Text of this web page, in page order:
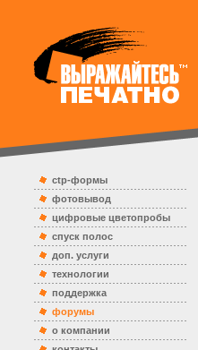
ctp-формы
фотовывод
цифровые цветопробы
спуск полос
доп. услуги
технологии
поддержка
форумы
о компании